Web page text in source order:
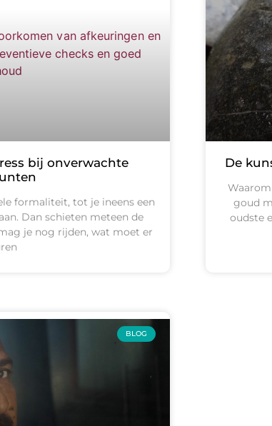
bij onverwachte
formaliteit, tot je ineens een
Dan schieten meteen de
je nog rijden, wat moet er
De
goud
oudste
BLOG